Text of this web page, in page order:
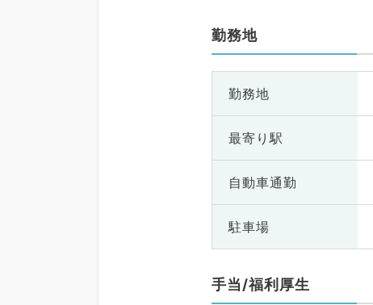
勤務地
勤務地
最寄り駅
自動車通勤
駐車場
手当/福利厚生